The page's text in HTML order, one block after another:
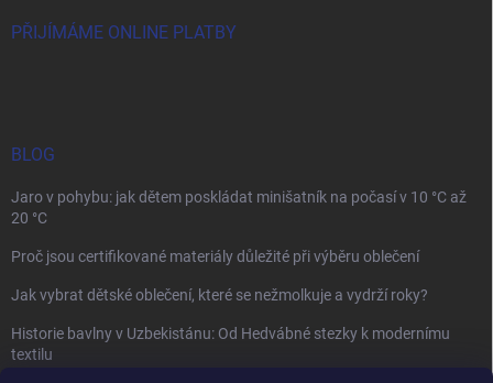
PŘIJÍMÁME ONLINE PLATBY
BLOG
Jaro v pohybu: jak dětem poskládat minišatník na počasí v 10 °C až
20 °C
Proč jsou certifikované materiály důležité při výběru oblečení
Jak vybrat dětské oblečení, které se nežmolkuje a vydrží roky?
Historie bavlny v Uzbekistánu: Od Hedvábné stezky k modernímu
textilu